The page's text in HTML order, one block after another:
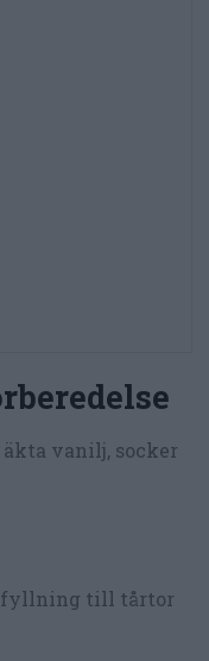
vanilj, socker
fyllning till tårtor